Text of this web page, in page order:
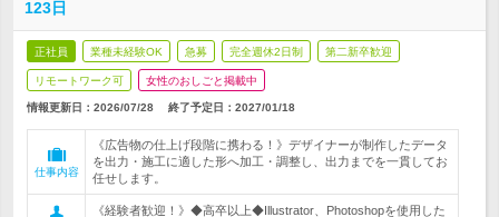
123日
正社員 業種未経験OK 急募 完全週休2日制 第二新卒歓迎
リモートワーク可 女性のおしごと掲載中
情報更新日：2026/07/28 終了予定日： 2027/01/18
仕事内容
《広告物の仕上げ段階に携わる！》デザイナーが制作したデータ
を出力・施工に適した形へ加工・調整し、出力までを一貫してお
任せします。
《経験者歓迎！》◆高卒以上◆Illustrator、Photoshopを使用した